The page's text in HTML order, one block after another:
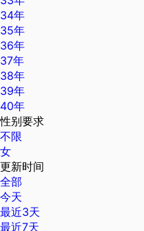
34年
35年
36年
37年
38年
39年
40年
性别要求
不限
女
更新时间
全部
今天
最近3天
最近7天